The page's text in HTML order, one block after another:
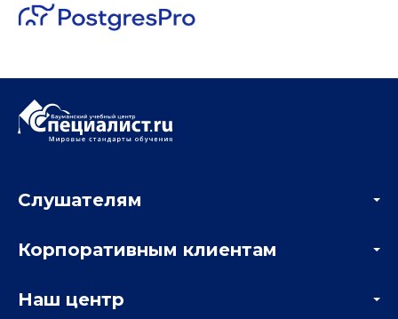
Слушателям
Мастер-классы и вебинары
Корпоративным клиентам
Отзывы компаний
Наш центр